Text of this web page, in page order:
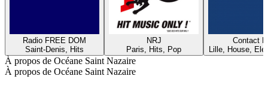
Radio FREE DOM
Saint-Denis, Hits
NRJ
Paris, Hits, Pop
Contact
Lille, House,
À propos de Océane Saint Nazaire
À propos de Océane Saint Nazaire